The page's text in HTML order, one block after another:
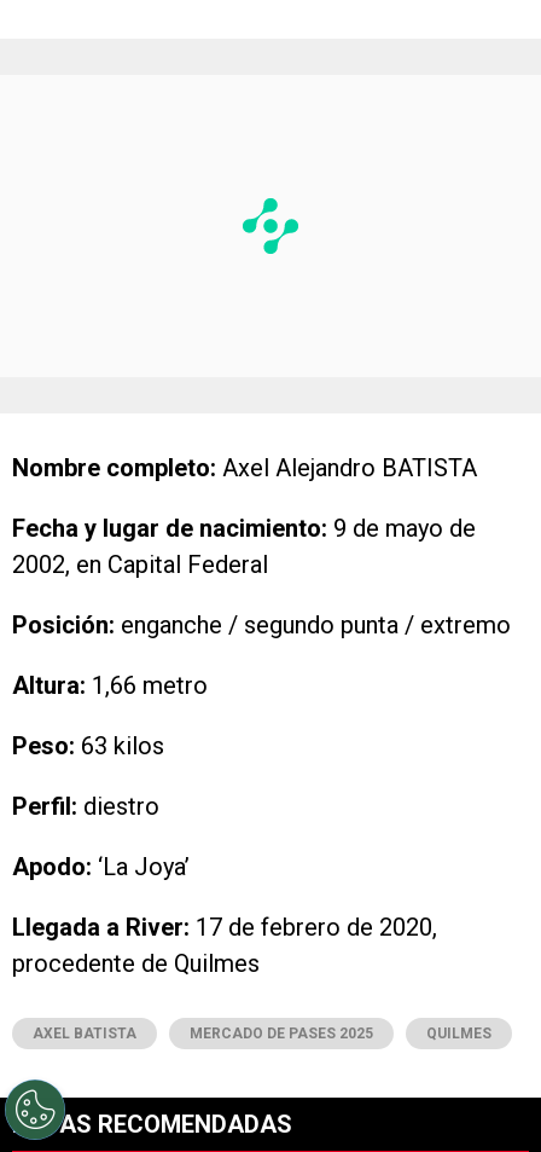
Nombre completo: Axel Alejandro BATISTA
Fecha y lugar de nacimiento: 9 de mayo de
2002, en Capital Federal
Posición: enganche / segundo punta / extremo
Altura: 1,66 metro
Peso: 63 kilos
Perfil: diestro
Apodo: ‘La Joya’
Llegada a River: 17 de febrero de 2020,
procedente de Quilmes
AXEL BATISTA MERCADO DE PASES 2025 QUILMES
NOTAS RECOMENDADAS